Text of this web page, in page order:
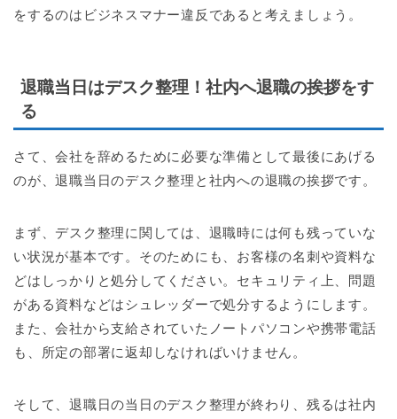
をするのはビジネスマナー違反であると考えましょう。
退職当日はデスク整理！社内へ退職の挨拶をす
る
さて、会社を辞めるために必要な準備として最後にあげる
のが、退職当日のデスク整理と社内への退職の挨拶です。
まず、デスク整理に関しては、退職時には何も残っていな
い状況が基本です。そのためにも、お客様の名刺や資料な
どはしっかりと処分してください。セキュリティ上、問題
がある資料などはシュレッダーで処分するようにします。
また、会社から支給されていたノートパソコンや携帯電話
も、所定の部署に返却しなければいけません。
そして、退職日の当日のデスク整理が終わり、残るは社内